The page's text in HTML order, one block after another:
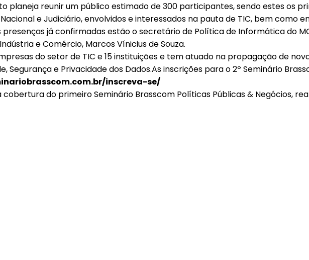
planeja reunir um público estimado de 300 participantes, sendo estes os
e Judiciário, envolvidos e interessados na pauta de TIC, bem como
já confirmadas estão o secretário de Política de Informática do
e Comércio, Marcos Vínicius de Souza.
do setor de TIC e 15 instituições e tem atuado na propagação de
Segurança e Privacidade dos Dados.As inscrições para o 2º Seminário
inscreva-se/
do primeiro Seminário Brasscom Políticas Públicas & Negócios,